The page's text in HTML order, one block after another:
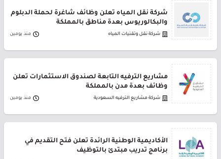
شركة نقل المياه تعلن وظائف شاغرة لحملة الدبلوم
والبكالوريوس بعدة مناطق بالمملكة
شركة نقل وتقنيات المياه منذ يومين
مشاريع الترفيه التابعة لصندوق الاستثمارات تعلن
وظائف بعدة مدن بالمملكة
شركة مشاريع الترفيه السعودية منذ يومين
الأكاديمية الوطنية الرائدة تعلن فتح التقديم في
برنامج تدريب مبتدئ بالتوظيف